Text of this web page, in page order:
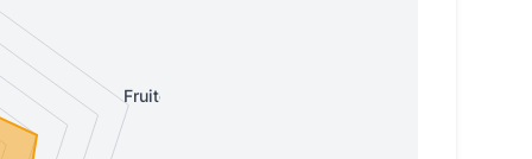
Fruitée